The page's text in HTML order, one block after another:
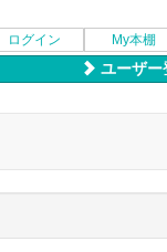
ログイン My本棚
ユーザー